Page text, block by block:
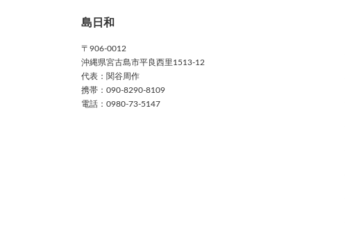
島日和
〒906-0012
沖縄県宮古島市平良西里1513-12
代表：関谷周作
携帯：090-8290-8109
電話：0980-73-5147